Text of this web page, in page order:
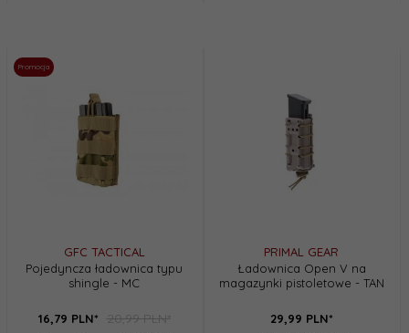
Promocja
GFC TACTICAL
Pojedyncza ładownica typu
shingle - MC
16,79 PLN*
20,99 PLN*
PRIMAL GEAR
Ładownica Open V na
magazynki pistoletowe - TAN
29,99 PLN*